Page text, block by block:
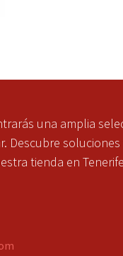
una amplia
Descubre
tienda en